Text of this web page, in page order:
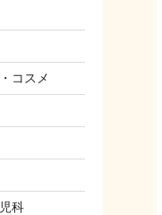
コスメ
科